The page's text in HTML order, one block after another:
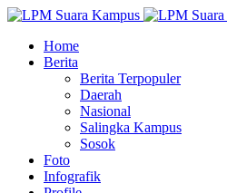
Home
Berita
Berita Terpopuler
Daerah
Nasional
Salingka Kampus
Sosok
Foto
Infografik